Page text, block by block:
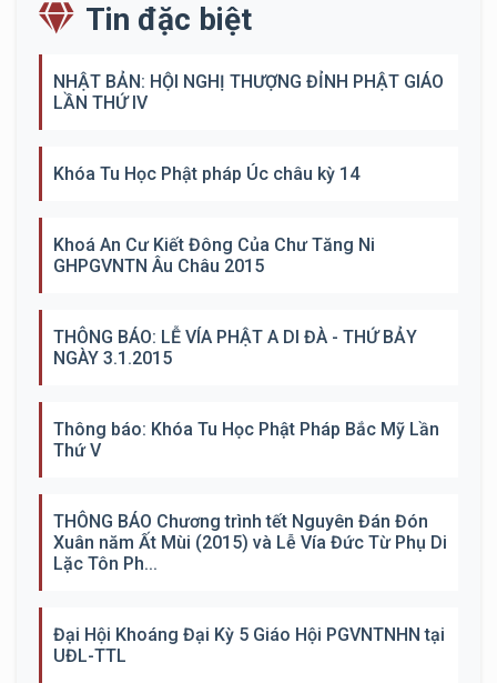
Tin đặc biệt
NHẬT BẢN: HỘI NGHỊ THƯỢNG ĐỈNH PHẬT GIÁO
LẦN THỨ IV
Khóa Tu Học Phật pháp Úc châu kỳ 14
Khoá An Cư Kiết Đông Của Chư Tăng Ni
GHPGVNTN Âu Châu 2015
THÔNG BÁO: LỄ VÍA PHẬT A DI ĐÀ - THỨ BẢY
NGÀY 3.1.2015
Thông báo: Khóa Tu Học Phật Pháp Bắc Mỹ Lần
Thứ V
THÔNG BÁO Chương trình tết Nguyên Đán Đón
Xuân năm Ất Mùi (2015) và Lễ Vía Đức Từ Phụ Di
Lặc Tôn Ph...
Đại Hội Khoáng Đại Kỳ 5 Giáo Hội PGVNTNHN tại
UĐL-TTL